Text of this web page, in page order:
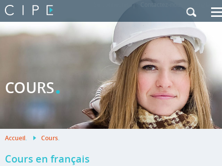
|
COURS.
Accueil. Cours.
Cours en français